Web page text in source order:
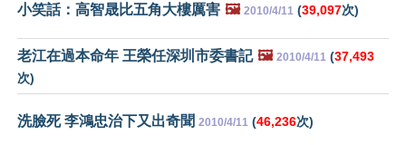
小笑話：高智晟比五角大樓厲害 🖼️ 2010/4/11 (39,097次)
老江在過本命年 王榮任深圳市委書記 🖼️ 2010/4/11 (37,493
次)
洗臉死 李鴻忠治下又出奇聞 2010/4/11 (46,236次)